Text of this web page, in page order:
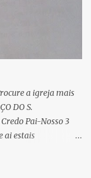
mostrai-nos
ó piedosa, ó
Mãe de Deus.
Amém.
a igreja mais
DO S.
Pai-Nosso 3
ai estais